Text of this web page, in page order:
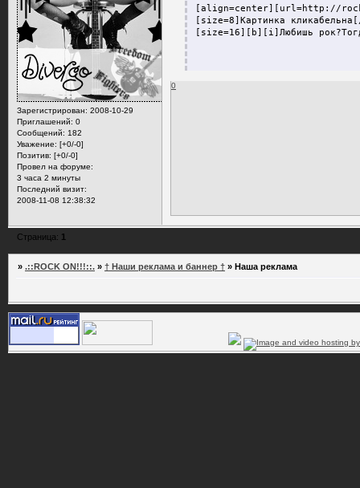
Зарегистрирован: 2008-10-29
Приглашений: 0
Сообщений: 182
Уважение: [+0/-0]
Позитив: [+0/-0]
Провел на форуме:
3 часа 2 минуты
Последний визит:
2008-11-08 12:38:32
[align=center][url=http://
[size=8]Картинка
[size=16][b][i]Любишь
0
Страница: 1
» .::ROCK ON!!!::. » † Наши реклама и баннер † » Наша реклама